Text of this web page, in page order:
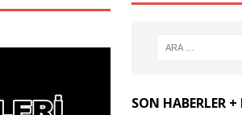
SON HABERLER